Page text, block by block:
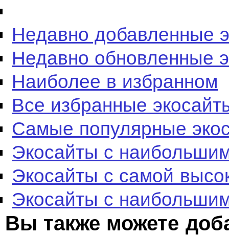
Недавно добавленные
Недавно обновленные
Наиболее в избранном
Все избранные
Самые популярные
Экосайты с
Экосайты с самой
Экосайты с
Вы также можете